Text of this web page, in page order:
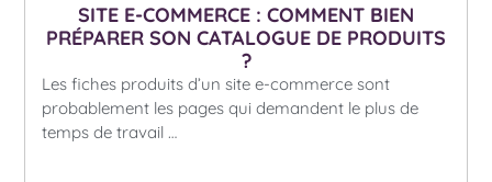
SITE E-COMMERCE : COMMENT BIEN
PRÉPARER SON CATALOGUE DE PRODUITS
?
Les fiches produits d’un site e-commerce sont
probablement les pages qui demandent le plus de
temps de travail …